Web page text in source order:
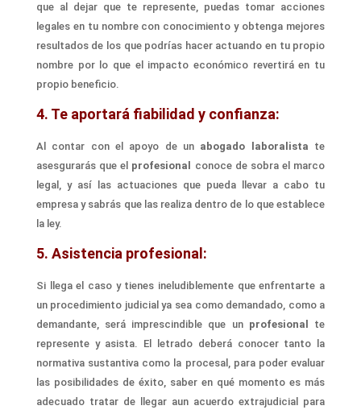
que al dejar que te represente, puedas tomar acciones
legales en tu nombre con conocimiento y obtenga mejores
resultados de los que podrías hacer actuando en tu propio
nombre por lo que el impacto económico revertirá en tu
propio beneficio.
4. Te aportará fiabilidad y confianza:
Al contar con el apoyo de un abogado laboralista te
asesgurarás que el profesional conoce de sobrael marco
legal, y así las actuaciones que pueda llevar a cabo tu
empresa y sabrás que las realiza dentro de lo que establece
la ley.
5. Asistencia profesional:
Si llega el caso y tienes ineludiblemente que enfrentarte a
un procedimiento judicial ya sea como demandado, como a
demandante, será imprescindible que unprofesional
te
represente y asista. El letrado deberá conocertanto la
normativa sustantiva como la procesal, para poder evaluar
las posibilidades de éxito, saberen qué momento es más
adecuado tratar de llegar aun acuerdo extrajudicial para